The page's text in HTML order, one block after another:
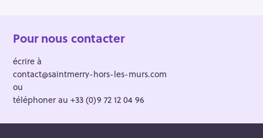
Pour nous contacter
écrire à
contact@saintmerry-hors-les-murs.com
ou
téléphoner au +33 (0)9 72 12 04 96